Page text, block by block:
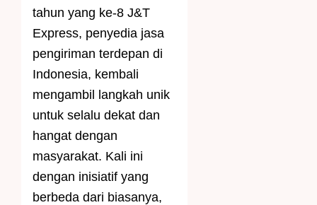
tahun yang ke-8 J&T
Express, penyedia jasa
pengiriman terdepan di
Indonesia, kembali
mengambil langkah unik
untuk selalu dekat dan
hangat dengan
masyarakat. Kali ini
dengan inisiatif yang
berbeda dari biasanya,